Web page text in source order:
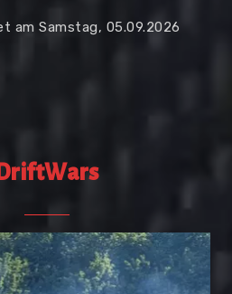
am Samstag, 05.09.2026